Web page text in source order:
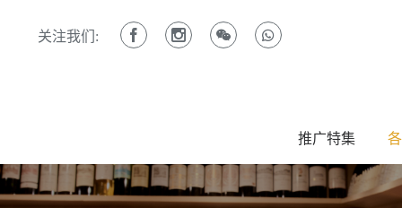
关注我们:
推广特集